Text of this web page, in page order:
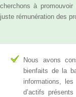
cherchons à
juste rémunération des
Nous avons
bienfaits de la
informations,
d’actifs